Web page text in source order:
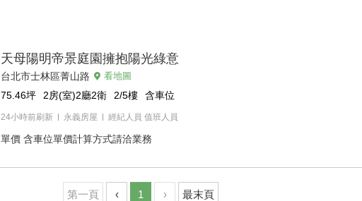
天母陽明帝景庭園擁抱陽光綠意
台北市士林區菁山路 看地圖
75.46坪 2房(室)2廳2衛 2/5樓 含車位
24小時前刷新 永義房屋 經紀人員 值班人員
單價 含車位單價計算方式請洽業務
第一頁 ‹ 1 › 最末頁